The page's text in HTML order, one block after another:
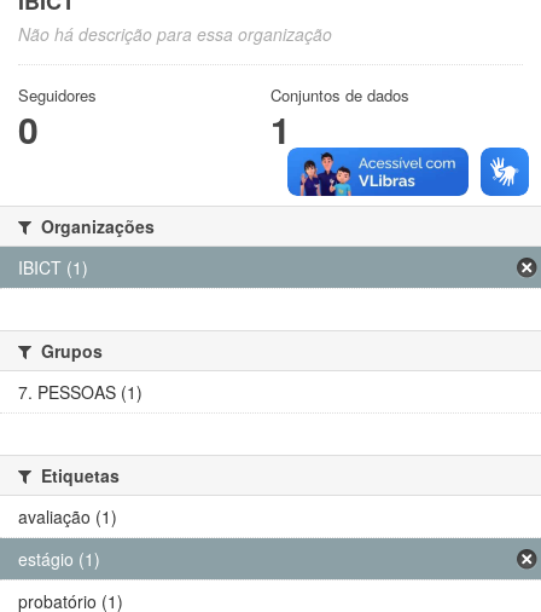
Não há descrição para essa organização
Seguidores
0
Conjuntos de dados
1
Organizações
IBICT (1)
Grupos
7. PESSOAS (1)
Etiquetas
avaliação (1)
estágio (1)
probatório (1)